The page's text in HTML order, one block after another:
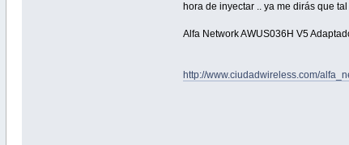
hora de inyectar .. ya me dirás que
Alfa Network AWUS036H V5
http://www.ciudadwireless.com/